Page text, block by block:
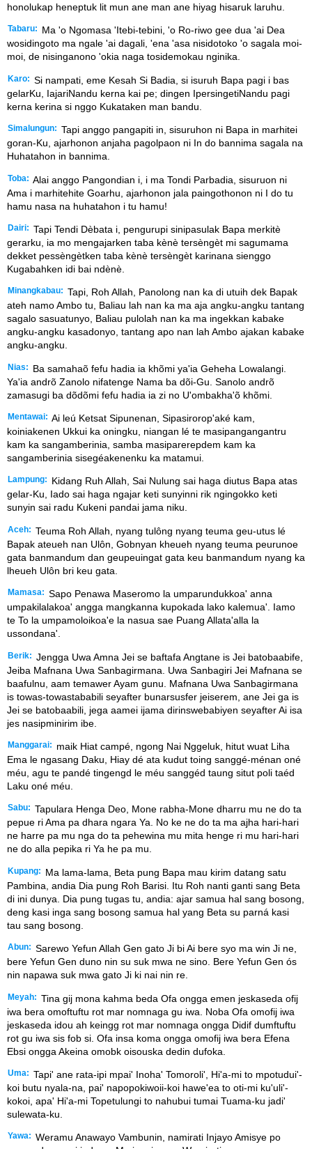
honolukap heneptuk lit mun ane man ane hiyag hisaruk laruhu.
Tabaru:
Ma 'o Ngomasa 'Itebi-tebini, 'o Ro-riwo gee dua 'ai Dea
wosidingoto ma ngale 'ai dagali, 'ena 'asa nisidotoko 'o sagala moi-
moi, de nisinganono 'okia naga tosidemokau nginika.
Karo: Si nampati, eme Kesah Si Badia, si isuruh Bapa pagi i bas
gelarKu, IajariNandu kerna kai pe; dingen IpersingetiNandu pagi
kerna kerina si nggo Kukataken man bandu.
Simalungun: Tapi anggo pangapiti in, sisuruhon ni Bapa in marhitei
goran-Ku, ajarhonon anjaha pagolpaon ni In do bannima sagala na
Huhatahon in bannima.
Toba: Alai anggo Pangondian i, i ma Tondi Parbadia, sisuruon ni
Ama i marhitehite Goarhu, ajarhonon jala paingothonon ni I do tu
hamu nasa na huhatahon i tu hamu!
Dairi: Tapi Tendi Dèbata i, pengurupi sinipasulak Bapa merkitè
gerarku, ia mo mengajarken taba kènè tersèngèt mi sagumama
dekket pessèngètken taba kènè tersèngèt karinana sienggo
Kugabahken idi bai ndènè.
Minangkabau: Tapi, Roh Allah, Panolong nan ka di utuih dek Bapak
ateh namo Ambo tu, Baliau lah nan ka ma aja angku-angku tantang
sagalo sasuatunyo, Baliau pulolah nan ka ma ingekkan kabake
angku-angku kasadonyo, tantang apo nan lah Ambo ajakan kabake
angku-angku.
Nias:
Ba samahaõ fefu hadia ia khõmi ya'ia Geheha Lowalangi.
Ya'ia andrõ Zanolo nifatenge Nama ba dõi-Gu. Sanolo andrõ
zamasugi ba dõdõmi fefu hadia ia zi no U'ombakha'õ khõmi.
Mentawai: Ai leú Ketsat Sipunenan, Sipasirorop'aké kam,
koiniakenen Ukkui ka oningku, niangan lé te masipangangantru
kam ka sangamberinia, samba masiparerepdem kam ka
sangamberinia sisegéakenenku ka matamui.
Lampung:
Kidang Ruh Allah, Sai Nulung sai haga diutus Bapa atas
gelar-Ku, Iado sai haga ngajar keti sunyinni rik ngingokko keti
sunyin sai radu Kukeni pandai jama niku.
Aceh: Teuma Roh Allah, nyang tulông nyang teuma geu-utus lé
Bapak ateueh nan Ulôn, Gobnyan kheueh nyang teuma peurunoe
gata banmandum dan geupeuingat gata keu banmandum nyang ka
lheueh Ulôn bri keu gata.
Mamasa: Sapo Penawa Maseromo la umparundukkoa' anna
umpakilalakoa' angga mangkanna kupokada lako kalemua'. Iamo
te To la umpamoloikoa'e la nasua sae Puang Allata'alla la
ussondana'.
Berik: Jengga Uwa Amna Jei se baftafa Angtane is Jei batobaabife,
Jeiba Mafnana Uwa Sanbagirmana. Uwa Sanbagiri Jei Mafnana se
baafulnu, aam temawer Ayam gunu. Mafnana Uwa Sanbagirmana
is towas-towastababili seyafter bunarsusfer jeiserem, ane Jei ga is
Jei se batobaabili, jega aamei ijama dirinswebabiyen seyafter Ai isa
jes nasipminirim ibe.
Manggarai:
maik Hiat campé, ngong Nai Nggeluk, hitut wuat Liha
Ema le ngasang Daku, Hiay dé ata kudut toing sanggé-ménan oné
méu, agu te pandé tingengd le méu sanggéd taung situt poli taéd
Laku oné méu.
Sabu: Tapulara Henga Deo, Mone rabha-Mone dharru mu ne do ta
pepue ri Ama pa dhara ngara Ya. No ke ne do ta ma ajha hari-hari
ne harre pa mu nga do ta pehewina mu mita henge ri mu hari-hari
ne do alla pepika ri Ya he pa mu.
Kupang:
Ma lama-lama, Beta pung Bapa mau kirim datang satu
Pambina, andia Dia pung Roh Barisi. Itu Roh nanti ganti sang Beta
di ini dunya. Dia pung tugas tu, andia: ajar samua hal sang bosong,
deng kasi inga sang bosong samua hal yang Beta su parná kasi
tau sang bosong.
Abun: Sarewo Yefun Allah Gen gato Ji bi Ai bere syo ma win Ji ne,
bere Yefun Gen duno nin su suk mwa ne sino. Bere Yefun Gen ós
nin napawa suk mwa gato Ji ki nai nin re.
Meyah: Tina gij mona kahma beda Ofa ongga emen jeskaseda ofij
iwa bera omoftuftu rot mar nomnaga gu iwa. Noba Ofa omofij iwa
jeskaseda idou ah keingg rot mar nomnaga ongga Didif dumftuftu
rot gu iwa sis fob si. Ofa insa koma ongga omofij iwa bera Efena
Ebsi ongga Akeina omobk oisouska dedin dufoka.
Uma: Tapi' ane rata-ipi mpai' Inoha' Tomoroli', Hi'a-mi to mpotudui'-
koi butu nyala-na, pai' napopokiwoii-koi hawe'ea to oti-mi ku'uli'-
kokoi, apa' Hi'a-mi Topetulungi to nahubui tumai Tuama-ku jadi'
sulewata-ku.
Yawa: Weramu Anawayo Vambunin, namirati Injayo Amisye po